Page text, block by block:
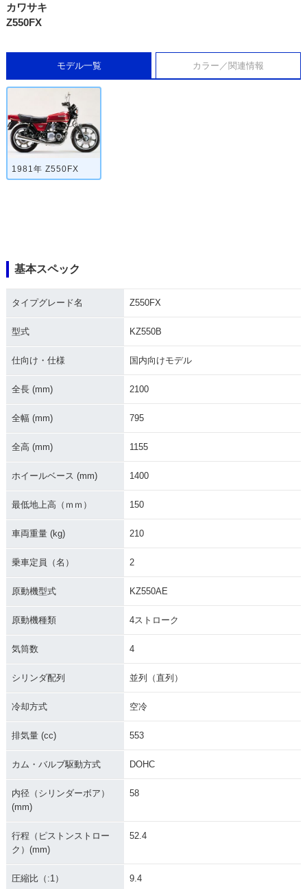
カワサキ
Z550FX
モデル一覧 カラー／関連情報
1981年 Z550FX
基本スペック
タイプグレード名 Z550FX
型式 KZ550B
仕向け・仕様 国内向けモデル
全長 (mm) 2100
全幅 (mm) 795
全高 (mm) 1155
ホイールベース (mm) 1400
最低地上高（ｍｍ） 150
車両重量 (kg) 210
乗車定員（名） 2
原動機型式 KZ550AE
原動機種類 4ストローク
気筒数 4
シリンダ配列 並列（直列）
冷却方式 空冷
排気量 (cc) 553
カム・バルブ駆動方式 DOHC
内径（シリンダーボア）
(mm)
58
行程（ピストンストロー
ク）(mm)
52.4
圧縮比（:1） 9.4